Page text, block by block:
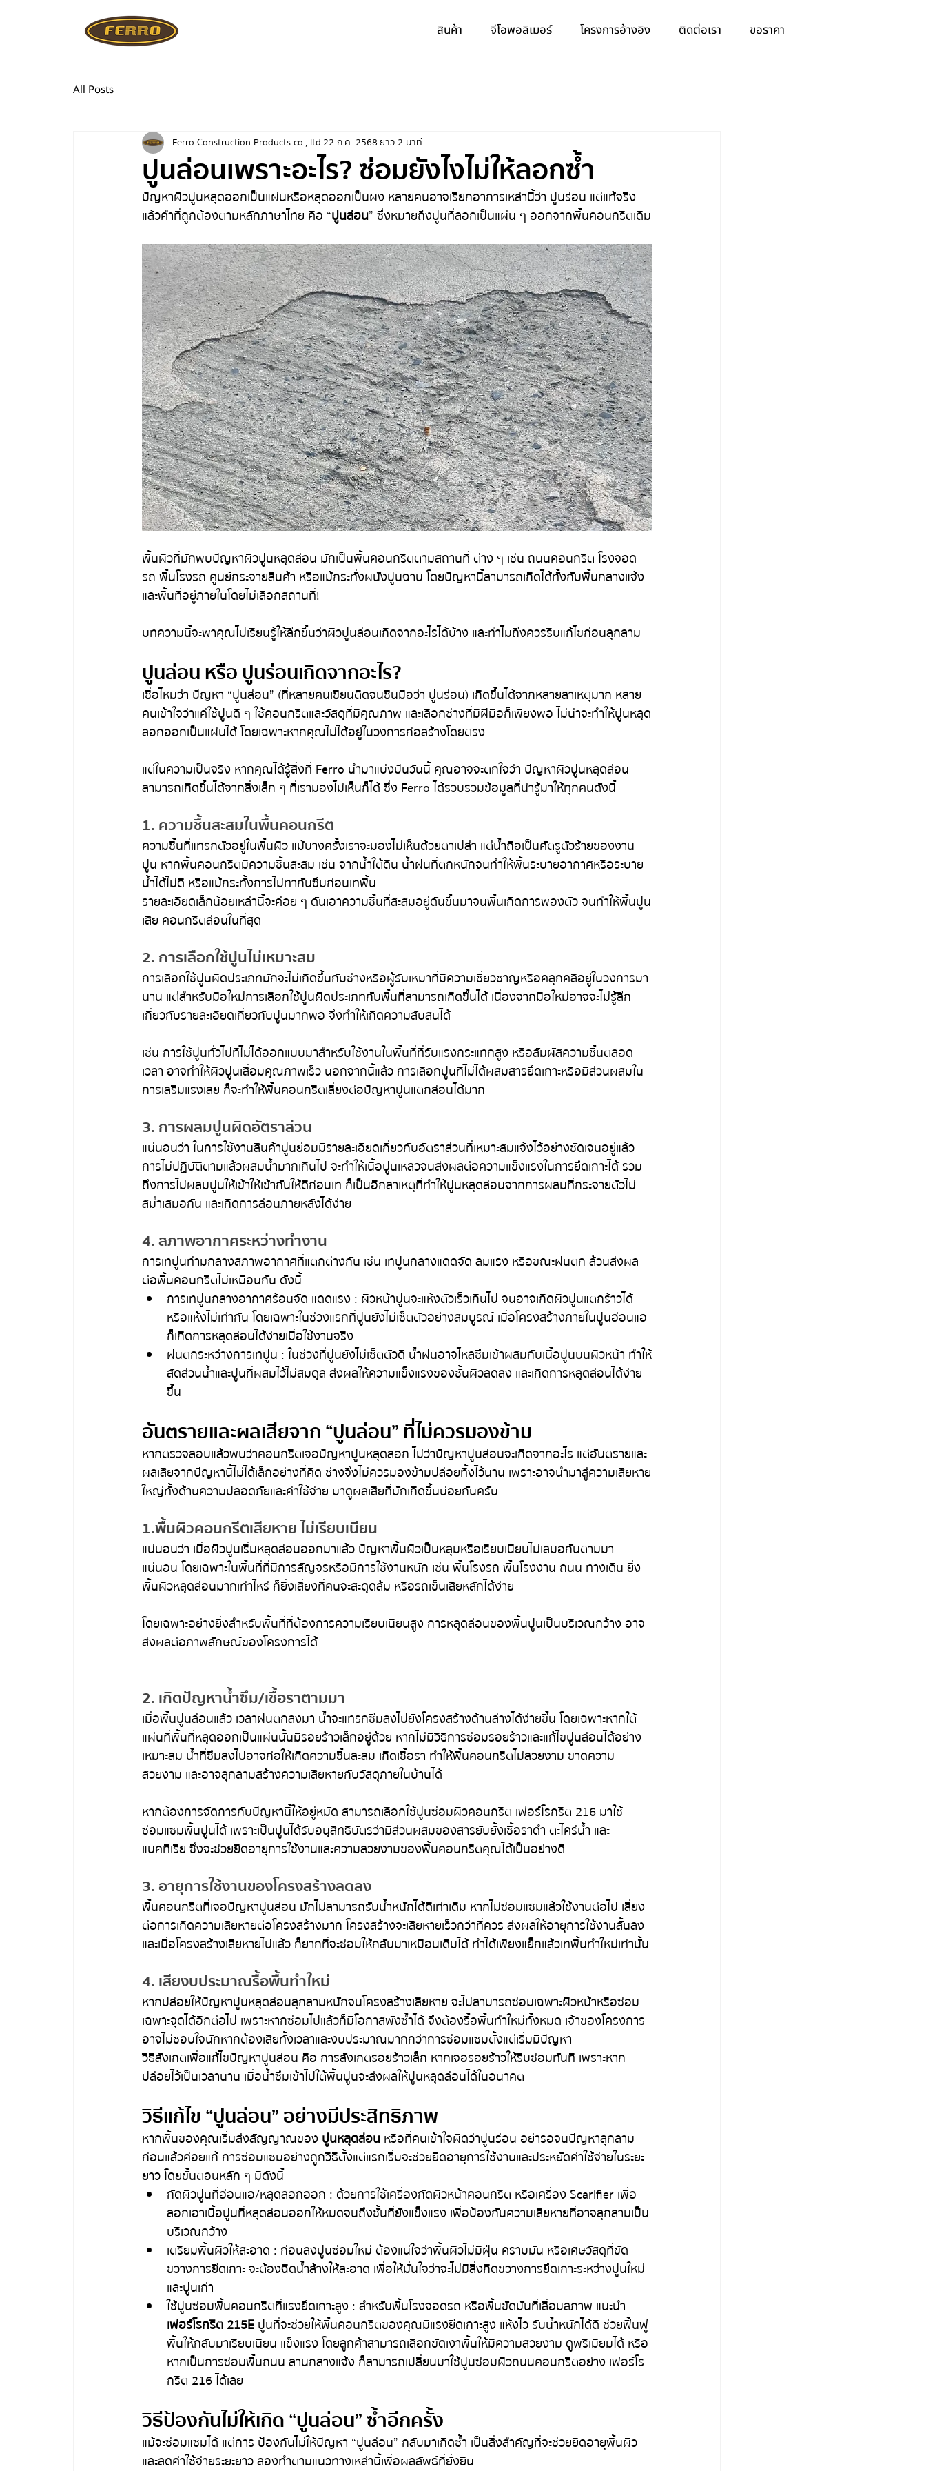
สินค้า จีโอพอลิเมอร์ โครงการอ้างอิง ติดต่อเรา ขอราคา
All Posts
ปูนล่อนเพราะอะไร? ซ่อมยังไงไม่ให้ลอกซ้ำ
Ferro Construction Products co., ltd22 ก.ค. 2568ยาว 2 นาที
ปัญหาผิวปูนหลุดออกเป็นแผ่นหรือหลุดออกเป็นผง หลายคนอาจเรียกอาการเหล่านี้ว่า ปูนร่อน แต่แท้จริง
แล้วคำที่ถูกต้องตามหลักภาษาไทย คือ “ปูนล่อน” ซึ่งหมายถึงปูนที่ลอกเป็นแผ่น ๆ ออกจากพื้นคอนกรีตเดิม
พื้นผิวที่มักพบปัญหาผิวปูนหลุดล่อน มักเป็นพื้นคอนกรีตตามสถานที่ ต่าง ๆ เช่น ถนนคอนกรีต โรงจอด
รถ พื้นโรงรถ ศูนย์กระจายสินค้า หรือแม้กระทั่งผนังปูนฉาบ โดยปัญหานี้สามารถเกิดได้ทั้งกับพื้นกลางแจ้ง
และพื้นที่อยู่ภายในโดยไม่เลือกสถานที่!
บทความนี้จะพาคุณไปเรียนรู้ให้ลึกขึ้นว่าผิวปูนล่อนเกิดจากอะไรได้บ้าง และทำไมถึงควรรีบแก้ไขก่อนลุกลาม
ปูนล่อน หรือ ปูนร่อนเกิดจากอะไร?
เชื่อไหมว่า ปัญหา “ปูนล่อน” (ที่หลายคนเขียนติดจนชินมือว่า ปูนร่อน) เกิดขึ้นได้จากหลายสาเหตุมาก  หลาย
คนเข้าใจว่าแค่ใช้ปูนดี ๆ ใช้คอนกรีตและวัสดุที่มีคุณภาพ และเลือกช่างที่มีฝีมือก็เพียงพอ ไม่น่าจะทำให้ปูนหลุด
ลอกออกเป็นแผ่นได้ โดยเฉพาะหากคุณไม่ได้อยู่ในวงการก่อสร้างโดยตรง
แต่ในความเป็นจริง หากคุณได้รู้สิ่งที่ Ferro นำมาแบ่งปันวันนี้ คุณอาจจะตกใจว่า ปัญหาผิวปูนหลุดล่อน
สามารถเกิดขึ้นได้จากสิ่งเล็ก ๆ ที่เรามองไม่เห็นก็ได้ ซึ่ง Ferro ได้รวบรวมข้อมูลที่น่ารู้มาให้ทุกคนดังนี้
1. ความชื้นสะสมในพื้นคอนกรีต
ความชื้นที่แทรกตัวอยู่ในพื้นผิว แม้บางครั้งเราจะมองไม่เห็นด้วยตาเปล่า แต่น้ำถือเป็นศัตรูตัวร้ายของงาน
ปูน หากพื้นคอนกรีตมีความชื้นสะสม เช่น จากน้ำใต้ดิน น้ำฝนที่ตกหนักจนทำให้พื้นระบายอากาศหรือระบาย
น้ำได้ไม่ดี หรือแม้กระทั้งการไม่ทากันซึมก่อนเทพื้น
รายละเอียดเล็กน้อยเหล่านี้จะค่อย ๆ ดันเอาความชื้นที่สะสมอยู่ดันขึ้นมาจนพื้นเกิดการพองตัว จนทำให้พื้นปูน
เสีย คอนกรีตล่อนในที่สุด
2. การเลือกใช้ปูนไม่เหมาะสม
การเลือกใช้ปูนผิดประเภทมักจะไม่เกิดขึ้นกับช่างหรือผู้รับเหมาที่มีความเชี่ยวชาญหรือคลุกคลีอยู่ในวงการมา
นาน แต่สำหรับมือใหม่การเลือกใช้ปูนผิดประเภทกับพื้นที่สามารถเกิดขึ้นได้ เนื่องจากมือใหม่อาจจะไม่รู้ลึก
เกี่ยวกับรายละเอียดเกี่ยวกับปูนมากพอ จึงทำให้เกิดความสับสนได้
เช่น การใช้ปูนทั่วไปที่ไม่ได้ออกแบบมาสำหรับใช้งานในพื้นที่ที่รับแรงกระแทกสูง หรือสัมผัสความชื้นตลอด
เวลา อาจทำให้ผิวปูนเสื่อมคุณภาพเร็ว นอกจากนี้แล้ว การเลือกปูนที่ไม่ได้ผสมสารยึดเกาะหรือมีส่วนผสมใน
การเสริมแรงเลย ก็จะทำให้พื้นคอนกรีตเสี่ยงต่อปัญหาปูนแตกล่อนได้มาก
3. การผสมปูนผิดอัตราส่วน
แน่นอนว่า ในการใช้งานสินค้าปูนย่อมมีรายละเอียดเกี่ยวกับอัตราส่วนที่เหมาะสมแจ้งไว้อย่างชัดเจนอยู่แล้ว
การไม่ปฏิบัติตามแล้วผสมน้ำมากเกินไป จะทำให้เนื้อปูนเหลวจนส่งผลต่อความแข็งแรงในการยึดเกาะได้ รวม
ถึงการไม่ผสมปูนให้เข้าให้เข้ากันให้ดีก่อนเท ก็เป็นอีกสาเหตุที่ทำให้ปูนหลุดล่อนจากการผสมที่กระจายตัวไม่
สม่ำเสมอกัน และเกิดการล่อนภายหลังได้ง่าย
4. สภาพอากาศระหว่างทำงาน
การเทปูนท่ามกลางสภาพอากาศที่แตกต่างกัน เช่น เทปูนกลางแดดจัด ลมแรง หรือขณะฝนตก ล้วนส่งผล
ต่อพื้นคอนกรีตไม่เหมือนกัน ดังนี้
การเทปูนกลางอากาศร้อนจัด แดดแรง : ผิวหน้าปูนจะแห้งตัวเร็วเกินไป จนอาจเกิดผิวปูนแตกร้าวได้
หรือแห้งไม่เท่ากัน โดยเฉพาะในช่วงแรกที่ปูนยังไม่เซ็ตตัวอย่างสมบูรณ์ เมื่อโครงสร้างภายในปูนอ่อนแอ
ก็เกิดการหลุดล่อนได้ง่ายเมื่อใช้งานจริง
ฝนตกระหว่างการเทปูน : ในช่วงที่ปูนยังไม่เซ็ตตัวดี น้ำฝนอาจไหลซึมเข้าผสมกับเนื้อปูนบนผิวหน้า ทำให้
สัดส่วนน้ำและปูนที่ผสมไว้ไม่สมดุล ส่งผลให้ความแข็งแรงของชั้นผิวลดลง และเกิดการหลุดล่อนได้ง่าย
ขึ้น
อันตรายและผลเสียจาก “ปูนล่อน” ที่ไม่ควรมองข้าม
หากตรวจสอบแล้วพบว่าคอนกรีตเจอปัญหาปูนหลุดลอก ไม่ว่าปัญหาปูนล่อนจะเกิดจากอะไร แต่อันตรายและ
ผลเสียจากปัญหานี้ไม่ได้เล็กอย่างที่คิด ช่างจึงไม่ควรมองข้ามปล่อยทิ้งไว้นาน เพราะอาจนำมาสู่ความเสียหาย
ใหญ่ทั้งด้านความปลอดภัยและค่าใช้จ่าย มาดูผลเสียที่มักเกิดขึ้นบ่อยกันครับ
1.พื้นผิวคอนกรีตเสียหาย ไม่เรียบเนียน
แน่นอนว่า เมื่อผิวปูนเริ่มหลุดล่อนออกมาแล้ว ปัญหาพื้นผิวเป็นหลุมหรือเรียบเนียนไม่เสมอกันตามมา
แน่นอน โดยเฉพาะในพื้นที่ที่มีการสัญจรหรือมีการใช้งานหนัก เช่น พื้นโรงรถ พื้นโรงงาน ถนน ทางเดิน ยิ่ง
พื้นผิวหลุดล่อนมากเท่าไหร่ ก็ยิ่งเสี่ยงที่คนจะสะดุดล้ม หรือรถเข็นเสียหลักได้ง่าย
โดยเฉพาะอย่างยิ่งสำหรับพื้นที่ที่ต้องการความเรียบเนียนสูง การหลุดล่อนของพื้นปูนเป็นบริเวณกว้าง อาจ
ส่งผลต่อภาพลักษณ์ของโครงการได้
2. เกิดปัญหาน้ำซึม/เชื้อราตามมา
เมื่อพื้นปูนล่อนแล้ว เวลาฝนตกลงมา น้ำจะแทรกซึมลงไปยังโครงสร้างด้านล่างได้ง่ายขึ้น โดยเฉพาะหากใต้
แผ่นที่พื้นที่หลุดออกเป็นแผ่นนั้นมีรอยร้าวเล็กอยู่ด้วย หากไม่มีวิธีการซ่อมรอยร้าวและแก้ไขปูนล่อนได้อย่าง
เหมาะสม น้ำที่ซึมลงไปอาจก่อให้เกิดความชื้นสะสม เกิดเชื้อรา ทำให้พื้นคอนกรีตไม่สวยงาม ขาดความ
สวยงาม และอาจลุกลามสร้างความเสียหายกับวัสดุภายในบ้านได้
หากต้องการจัดการกับปัญหานี้ให้อยู่หมัด สามารถเลือกใช้ปูนซ่อมผิวคอนกรีต เฟอร์โรกรีต 216 มาใช้
ซ่อมแซมพื้นปูนได้ เพราะเป็นปูนได้รับอนุสิทธิบัตรว่ามีส่วนผสมของสารยับยั้งเชื้อราดำ ตะไคร่น้ำ และ
แบคทีเรีย ซึ่งจะช่วยยืดอายุการใช้งานและความสวยงามของพื้นคอนกรีตคุณได้เป็นอย่างดี
3. อายุการใช้งานของโครงสร้างลดลง
พื้นคอนกรีตที่เจอปัญหาปูนล่อน มักไม่สามารถรับน้ำหนักได้ดีเท่าเดิม หากไม่ซ่อมแซมแล้วใช้งานต่อไป เสี่ยง
ต่อการเกิดความเสียหายต่อโครงสร้างมาก โครงสร้างจะเสียหายเร็วกว่าที่ควร ส่งผลให้อายุการใช้งานสั้นลง
และเมื่อโครงสร้างเสียหายไปแล้ว ก็ยากที่จะซ่อมให้กลับมาเหมือนเดิมได้ ทำได้เพียงแย็กแล้วเทพื้นทำใหม่เท่านั้น
4. เสียงบประมาณรื้อพื้นทำใหม่
หากปล่อยให้ปัญหาปูนหลุดล่อนลุกลามหนักจนโครงสร้างเสียหาย จะไม่สามารถซ่อมเฉพาะผิวหน้าหรือซ่อม
เฉพาะจุดได้อีกต่อไป เพราะหากซ่อมไปแล้วก็มีโอกาสพังซ้ำได้ จึงต้องรื้อพื้นทำใหม่ทั้งหมด เจ้าของโครงการ
อาจไม่ชอบใจนักหากต้องเสียทั้งเวลาและงบประมาณมากกว่าการซ่อมแซมตั้งแต่เริ่มมีปัญหา
วิธีสังเกตเพื่อแก้ไขปัญหาปูนล่อน คือ การสังเกตรอยร้าวเล็ก หากเจอรอยร้าวให้รีบซ่อมทันที เพราะหาก
ปล่อยไว้เป็นเวลานาน เมื่อน้ำซึมเข้าไปใต้พื้นปูนจะส่งผลให้ปูนหลุดล่อนได้ในอนาคต
วิธีแก้ไข “ปูนล่อน” อย่างมีประสิทธิภาพ
หากพื้นของคุณเริ่มส่งสัญญาณของ ปูนหลุดล่อน หรือที่คนเข้าใจผิดว่าปูนร่อน อย่ารอจนปัญหาลุกลาม
ก่อนแล้วค่อยแก้ การซ่อมแซมอย่างถูกวิธีตั้งแต่แรกเริ่มจะช่วยยืดอายุการใช้งานและประหยัดค่าใช้จ่ายในระยะ
ยาว โดยขั้นตอนหลัก ๆ มีดังนี้
กัดผิวปูนที่อ่อนแอ/หลุดลอกออก : ด้วยการใช้เครื่องกัดผิวหน้าคอนกรีต หรือเครื่อง Scarifier เพื่อ
ลอกเอาเนื้อปูนที่หลุดล่อนออกให้หมดจนถึงชั้นที่ยังแข็งแรง เพื่อป้องกันความเสียหายที่อาจลุกลามเป็น
บริเวณกว้าง
เตรียมพื้นผิวให้สะอาด : ก่อนลงปูนซ่อมใหม่ ต้องแน่ใจว่าพื้นผิวไม่มีฝุ่น คราบมัน หรือเศษวัสดุที่ขัด
ขวางการยึดเกาะ จะต้องฉีดน้ำล้างให้สะอาด เพื่อให้มั่นใจว่าจะไม่มีสิ่งกีดขวางการยึดเกาะระหว่างปูนใหม่
และปูนเก่า
ใช้ปูนซ่อมพื้นคอนกรีตที่แรงยึดเกาะสูง : สำหรับพื้นโรงจอดรถ หรือพื้นขัดมันที่เสื่อมสภาพ แนะนำ
เฟอร์โรกรีต 215E ปูนที่จะช่วยให้พื้นคอนกรีตของคุณมีแรงยึดเกาะสูง แห้งไว รับน้ำหนักได้ดี ช่วยฟื้นฟู
พื้นให้กลับมาเรียบเนียน แข็งแรง โดยลูกค้าสามารถเลือกขัดเงาพื้นให้มีความสวยงาม ดูพรีเมียมได้ หรือ
หากเป็นการซ่อมพื้นถนน ลานกลางแจ้ง ก็สามารถเปลี่ยนมาใช้ปูนซ่อมผิวถนนคอนกรีตอย่าง เฟอร์โร
กรีต 216 ได้เลย
วิธีป้องกันไม่ให้เกิด “ปูนล่อน” ซ้ำอีกครั้ง
แม้จะซ่อมแซมได้ แต่การ ป้องกันไม่ให้ปัญหา “ปูนล่อน” กลับมาเกิดซ้ำ เป็นสิ่งสำคัญที่จะช่วยยืดอายุพื้นผิว
และลดค่าใช้จ่ายระยะยาว ลองทำตามแนวทางเหล่านี้เพื่อผลลัพธ์ที่ยั่งยืน